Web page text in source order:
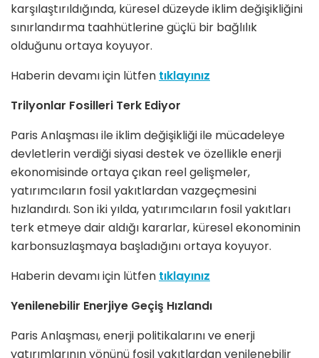
karşılaştırıldığında, küresel düzeyde iklim değişikliğini
sınırlandırma taahhütlerine güçlü bir bağlılık
olduğunu ortaya koyuyor.
Haberin devamı için lütfen tıklayınız
Trilyonlar Fosilleri Terk Ediyor
Paris Anlaşması ile iklim değişikliği ile mücadeleye
devletlerin verdiği siyasi destek ve özellikle enerji
ekonomisinde ortaya çıkan reel gelişmeler,
yatırımcıların fosil yakıtlardan vazgeçmesini
hızlandırdı. Son iki yılda, yatırımcıların fosil yakıtları
terk etmeye dair aldığı kararlar, küresel ekonominin
karbonsuzlaşmaya başladığını ortaya koyuyor.
Haberin devamı için lütfen tıklayınız
Yenilenebilir Enerjiye Geçiş Hızlandı
Paris Anlaşması, enerji politikalarını ve enerji
yatırımlarının yönünü fosil yakıtlardan yenilenebilir